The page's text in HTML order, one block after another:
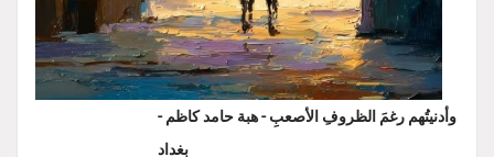
وأدنيتُهم رغمَ الظروفِ الأصعبِ - هبة حامد كاظم -
بغداد